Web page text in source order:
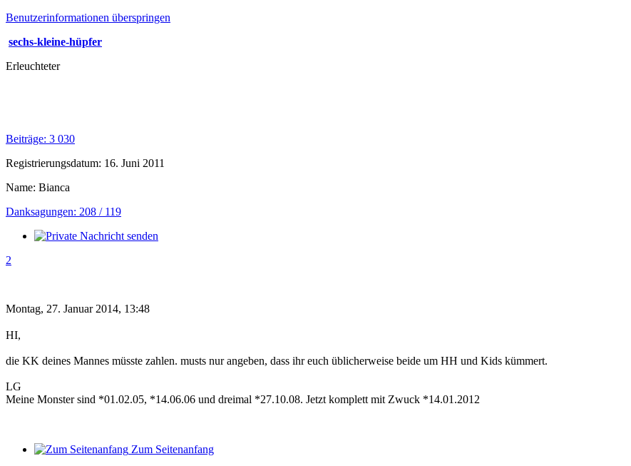
Benutzerinformationen überspringen
sechs-kleine-hüpfer
Erleuchteter
Beiträge: 3 030
Registrierungsdatum: 16. Juni 2011
Name: Bianca
Danksagungen: 208 / 119
2
Montag, 27. Januar 2014, 13:48
HI,
die KK deines Mannes müsste zahlen. musts nur angeben, dass ihr euch üblicherweise beide um HH und Kids kümmert.
LG
Meine Monster sind *01.02.05, *14.06.06 und dreimal *27.10.08. Jetzt komplett mit Zwuck *14.01.2012
Zum Seitenanfang